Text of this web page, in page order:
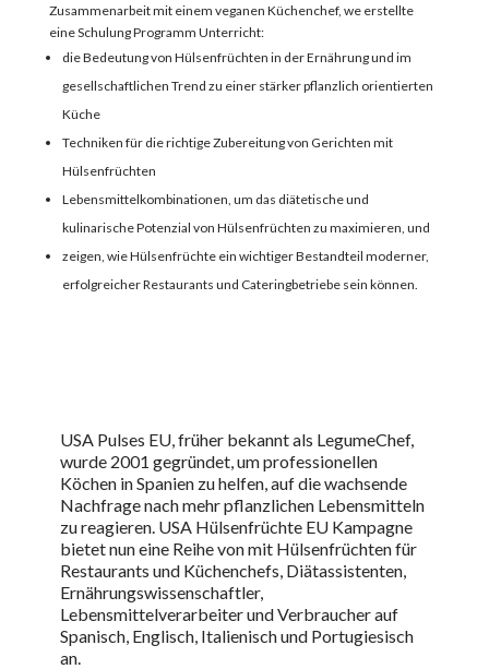
Zusammenarbeitmit einem veganen Küchenchef, we erstellte
eine SchulungProgramm Unterricht:
die Bedeutung von Hülsenfrüchten in der Ernährung und im
gesellschaftlichen Trend zu einer stärker pflanzlich orientierten
Küche
Techniken für die richtige Zubereitung von Gerichten mit
Hülsenfrüchten
Lebensmittelkombinationen, um das diätetische und
kulinarische Potenzial von Hülsenfrüchten zu maximieren, und
zeigen, wie Hülsenfrüchte ein wichtiger Bestandteil moderner,
erfolgreicher Restaurants und Cateringbetriebe sein können.
USA Pulses EU, früher bekannt als LegumeChef,
wurde 2001 gegründet, um professionellen
Köchen in Spanien zu helfen, auf die wachsende
Nachfrage nach mehr pflanzlichen Lebensmitteln
zu reagieren. USA Hülsenfrüchte EUKampagne
bietet nun eine Reihe vonmit Hülsenfrüchtenfür
Restaurants und Küchenchefs, Diätassistenten,
Ernährungswissenschaftler,
Lebensmittelverarbeiter und Verbraucher auf
Spanisch, Englisch, Italienisch und Portugiesisch
an.